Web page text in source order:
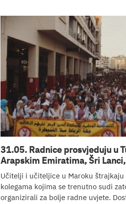
31.05. Radnice prosvjeduju u
Arapskim Emiratima, Šri
Učitelji i učiteljice u Maroku
kolegama kojima se trenutno sudi
organizirali za bolje radne uvjete.